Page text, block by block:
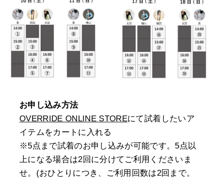
お申し込み方法
OVERRIDE ONLINE STOREにて試着したいア
イテムをカートに入れる
※5点まで試着のお申し込みが可能です。5点以
上になる場合は2回に分けてご利用くださいま
せ。(おひとりにつき、ご利用回数は2回まで。